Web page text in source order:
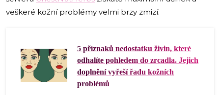
veškeré kožní problémy velmi brzy zmizí.
5 příznaků nedostatku živin, které
odhalíte pohledem do zrcadla. Jejich
doplnění vyřeší řadu kožních
problémů